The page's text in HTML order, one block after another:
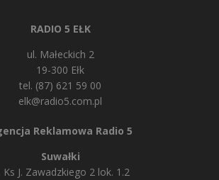
RADIO 5 EŁK
ul. Małeckich 2
19-300 Ełk
tel. (87) 621 59 00
elk@radio5.com.pl
Reklamowa Radio 5
Suwałki
Ks J. Zawadzkiego 2 lok. 1.2